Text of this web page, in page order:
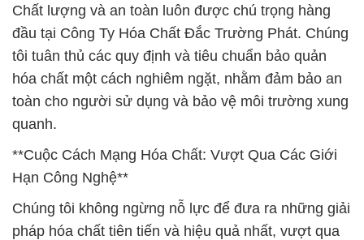
Chất lượng và an toàn luôn được chú trọng hàng
đầu tại Công Ty Hóa Chất Đắc Trường Phát. Chúng
tôi tuân thủ các quy định và tiêu chuẩn bảo quản
hóa chất một cách nghiêm ngặt, nhằm đảm bảo an
toàn cho người sử dụng và bảo vệ môi trường xung
quanh.
**Cuộc Cách Mạng Hóa Chất: Vượt Qua Các Giới
Hạn Công Nghệ**
Chúng tôi không ngừng nỗ lực để đưa ra những giải
pháp hóa chất tiên tiến và hiệu quả nhất, vượt qua